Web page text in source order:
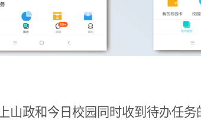
山政和今日校园同时收到待办任